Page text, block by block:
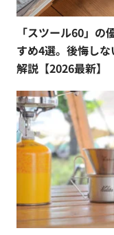
「スツール60」の
すめ4選。後悔し
解説【2026最新】